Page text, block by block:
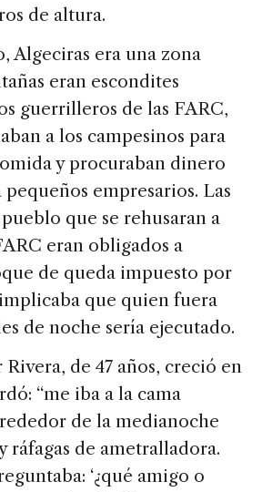
de altura.
Algeciras era una zona
eran escondites
guerrilleros de las FARC,
a los campesinos para
y procuraban dinero
empresarios. Las
que se rehusaran a
eran obligados a
de queda impuesto por
que quien fuera
de noche sería ejecutado.
de 47 años, creció en
“me iba a la cama
de la medianoche
ráfagas de ametralladora.
‘¿qué amigo o